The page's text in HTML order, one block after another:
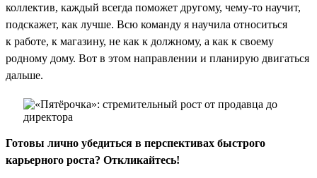
коллектив, каждый всегда поможет другому, чему-то научит,
подскажет, как лучше. Всю команду я научила относиться
к работе, к магазину, не как к должному, а как к своему
родному дому. Вот в этом направлении и планирую двигаться
дальше.
Готовы лично убедиться в перспективах быстрого
карьерного роста? Откликайтесь!